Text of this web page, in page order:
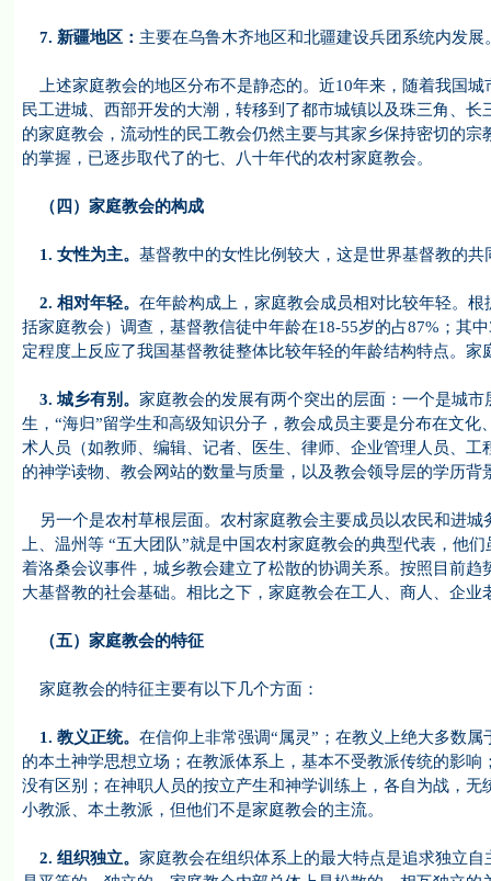
7. 新疆地区： 主要在乌鲁木齐地区和北疆建设兵团系统内发
上述家庭教会的地区分布不是静态的。近10年来，随着我国
民工进城、西部开发的大潮，转移到了都市城镇以及珠三角、
的家庭教会，流动性的民工教会仍然主要与其家乡保持密切的
的掌握，已逐步取代了的七、八十年代的农村家庭教会。
（四）家庭教会的构成
1. 女性为主。 基督教中的女性比例较大，这是世界基督教的
2. 相对年轻。 在年龄构成上，家庭教会成员相对比较年轻。
括家庭教会）调查，基督教信徒中年龄在18-55岁的占87%；其
定程度上反应了我国基督教徒整体比较年轻的年龄结构特点。家
3. 城乡有别。 家庭教会的发展有两个突出的层面：一个是城
生，“海归”留学生和高级知识分子，教会成员主要是分布在文
术人员（如教师、编辑、记者、医生、律师、企业管理人员、
的神学读物、教会网站的数量与质量，以及教会领导层的学历
另一个是农村草根层面。农村家庭教会主要成员以农民和进
上、温州等 “五大团队”就是中国农村家庭教会的典型代表，他
着洛桑会议事件，城乡教会建立了松散的协调关系。按照目前
大基督教的社会基础。相比之下，家庭教会在工人、商人、企
（五）家庭教会的特征
家庭教会的特征主要有以下几个方面：
1. 教义正统。 在信仰上非常强调“属灵”；在教义上绝大多数
的本土神学思想立场；在教派体系上，基本不受教派传统的影
没有区别；在神职人员的按立产生和神学训练上，各自为战，
小教派、本土教派，但他们不是家庭教会的主流。
2. 组织独立。 家庭教会在组织体系上的最大特点是追求独立